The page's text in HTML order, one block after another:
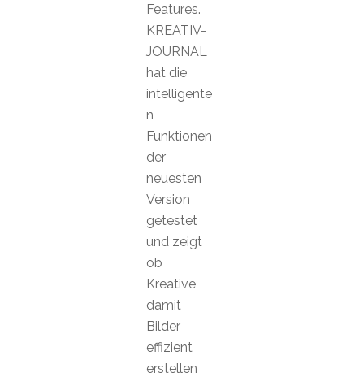
Features.
KREATIV-
JOURNAL
hat die
intelligente
n
Funktionen
der
neuesten
Version
getestet
und zeigt
ob
Kreative
damit
Bilder
effizient
erstellen